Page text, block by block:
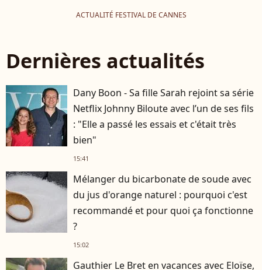
ACTUALITÉ FESTIVAL DE CANNES
Dernières actualités
Dany Boon - Sa fille Sarah rejoint sa série
Netflix Johnny Biloute avec l’un de ses fils
: "Elle a passé les essais et c'était très
bien"
15:41
Mélanger du bicarbonate de soude avec
du jus d'orange naturel : pourquoi c'est
recommandé et pour quoi ça fonctionne
?
15:02
Gauthier Le Bret en vacances avec Eloïse,